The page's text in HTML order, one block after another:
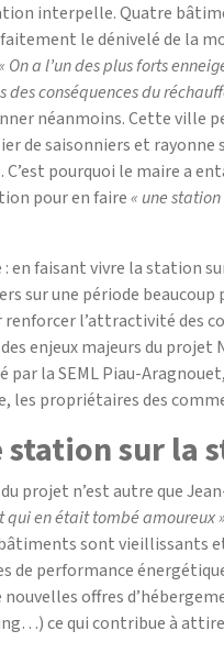
interpelle. Quatre
le dénivelé de la
On a l’un des plus forts
des conséquences du
néanmoins. Cette ville
de saisonniers et
pourquoi le maire a
pour en faire« une
: en faisant vivre la station
sur une période
l’attractivité des
enjeux majeurs du projet
par la SEML Piau-
les propriétaires des
station sur la
projet n’est autre que
en était tombé amoureux »
sont vieillissants
de performance
offres
ce qui contribue à